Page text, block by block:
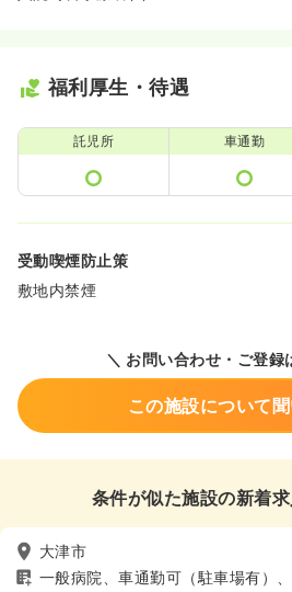
福利厚生・待遇
託児所 車通勤
受動喫煙防止策
敷地内禁煙
＼ お問い合わせ・ご登録
この施設について
条件が似た施設の新着
大津市
一般病院、車通勤可（駐車場有）